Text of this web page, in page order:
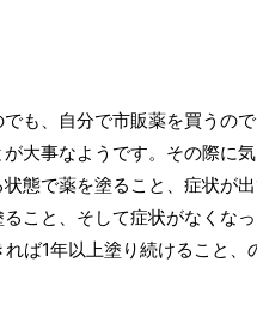
も、自分で市販薬を買うの
大事なようです。その際に
態で薬を塗ること、症状が
こと、そして症状がなくな
ば1年以上塗り続けること